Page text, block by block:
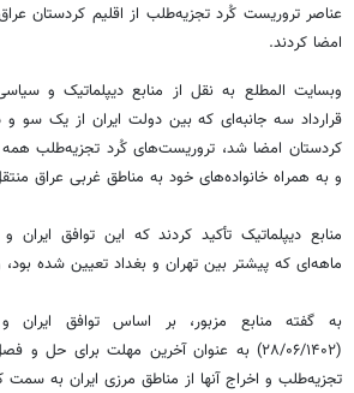
عناصر تروریست کُرد تجزیه‌طلب از اقلیم کردستان
امضا کردند.
وبسایت المطلع به نقل از منابع دیپلماتیک و
قرارداد سه جانبه‌ای که بین دولت ایران از یک سو
کردستان امضا شد، تروریست‌های کُرد تجزیه‌طلب
و به همراه خانواده‌های خود به مناطق غربی عراق
منابع دیپلماتیک تأکید کردند که این توافق
ماهه‌ای که پیشتر بین تهران و بغداد تعیین شده
(۲۸/۰۶/۱۴۰۲) به عنوان آخرین مهلت برای حل
تجزیه‌طلب و اخراج آنها از مناطق مرزی ایران به